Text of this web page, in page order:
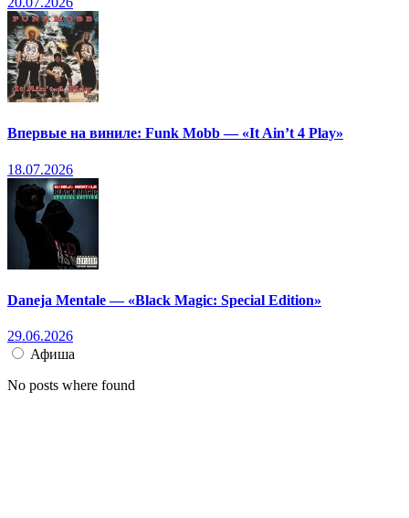
Впервые на виниле: Funk Mobb — «It Ain’t 4 Play»
18.07.2026
Daneja Mentale — «Black Magic: Special Edition»
29.06.2026
Афиша
No posts where found